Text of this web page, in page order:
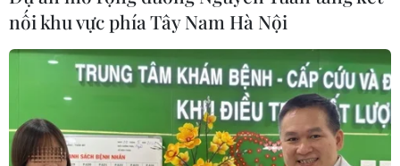
nối khu vực phía Tây Nam Hà Nội